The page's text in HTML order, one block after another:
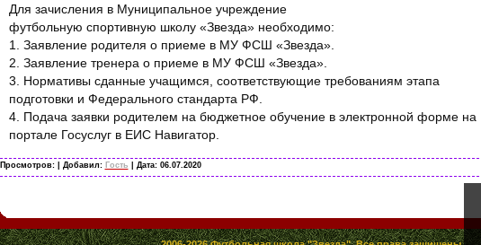
Для зачисления в Муниципальное учреждение
футбольную спортивную школу «Звезда» необходимо:
1. Заявление родителя о приеме в МУ ФСШ «Звезда».
2. Заявление тренера о приеме в МУ ФСШ «Звезда».
3. Нормативы сданные учащимся, соответствующие требованиям этапа
подготовки и Федерального стандарта РФ.
4. Подача заявки родителем на бюджетное обучение в электронной форме на
портале Госуслуг в ЕИС Навигатор.
Просмотров: | Добавил: Гость | Дата: 06.07.2020